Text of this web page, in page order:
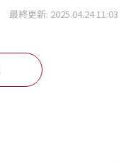
最終更新: 2025.04.24 11:03